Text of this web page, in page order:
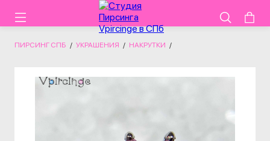
ПИРСИНГ СПБ / УКРАШЕНИЯ / НАКРУТКИ /